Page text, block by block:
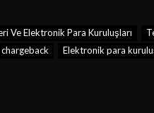
Ve Elektronik Para Kuruluşları
chargeback Elektronik para